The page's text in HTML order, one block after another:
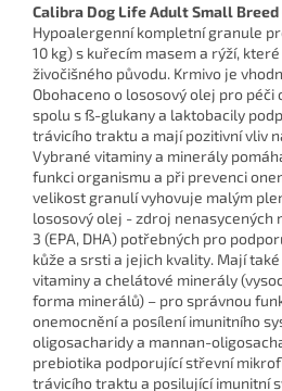
Calibra Dog Life Adult Small Breed
Hypoalergenní kompletní granule
10 kg) s kuřecím masem a rýží,
živočišného původu. Krmivo je
Obohaceno o lososový olej pro péči
spolu s ß-glukany a laktobacily
trávicího traktu a mají pozitivní vliv
Vybrané vitaminy a minerály
funkci organismu a při prevenci
velikost granulí vyhovuje malým
lososový olej - zdroj nenasycených
3 (EPA, DHA) potřebných pro
kůže a srsti a jejich kvality. Mají
vitaminy a chelátové minerály
forma minerálů) – pro správnou
onemocnění a posílení imunitního
oligosacharidy a mannan-
prebiotika podporující střevní
trávicího traktu a posilující imunitní